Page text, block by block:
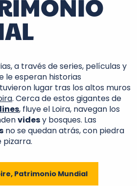
a través de series, películas y
le esperan historias
lugar tras los altos muros
. Cerca de estos gigantes de
, fluye el Loira, navegan los
videsy bosques. Las
no se quedan atrás, con piedra
pizarra.
Patrimonio Mundial